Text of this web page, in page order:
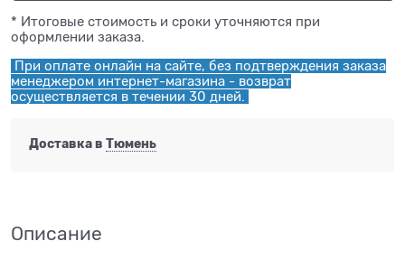
* Итоговые стоимость и сроки уточняются при
оформлении заказа.
При оплате онлайн на сайте, без подтверждения заказа
менеджером интернет-магазина - возврат
осуществляется в течении 30 дней.
Доставка в Тюмень
Описание